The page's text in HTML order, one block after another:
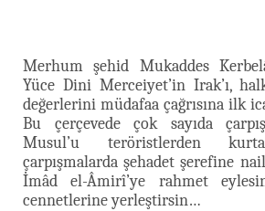
Merhum şehid Mukaddes
Yüce Dini Merceiyet’in Irak’ı,
değerlerini müdafaa çağrısına ilk
Bu çerçevede çok sayıda
Musul’u teröristlerden
çarpışmalarda şehadet şerefine
İmâd el-Âmirî’ye rahmet
cennetlerine yerleştirsin…